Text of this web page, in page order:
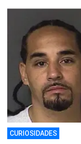
CURIOSIDADES